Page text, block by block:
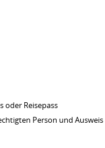
oder Reisepass
Person und Ausweis